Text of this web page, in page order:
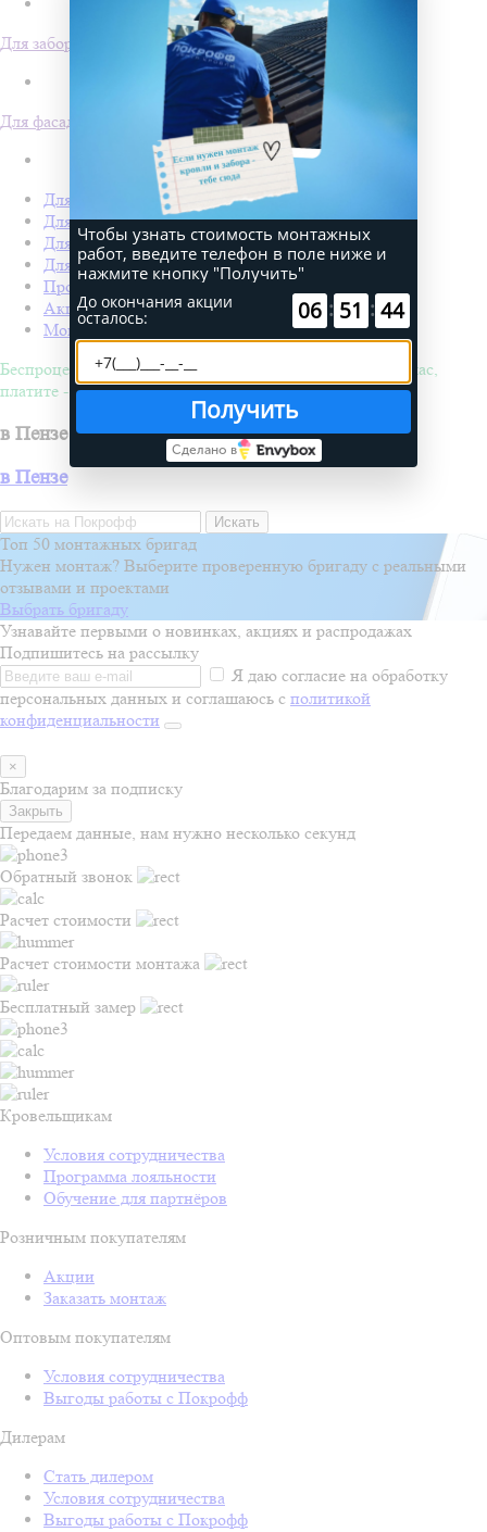
Для забора
Для фасада
Для кровли
Для забора
Для фасада
Для дачи
Производство Покрофф
Акции
Монтаж
Беспроцентная рассрочка на 4 месяца. Покупайте - сейчас,
платите - потом!
в Пензе
в Пензе
Искать
Топ 50 монтажных бригад
Нужен монтаж? Выберите проверенную бригаду с реальными
отзывами и проектами
Выбрать бригаду
Узнавайте первыми о новинках, акциях и распродажах
Подпишитесь на рассылку
Я даю согласие на обработку
персональных данных и соглашаюсь с политикой
конфиденциальности
×
Благодарим за подписку
Закрыть
Передаем данные, нам нужно несколько секунд
Обратный звонок
Расчет стоимости
Расчет стоимости монтажа
Бесплатный замер
Кровельщикам
Условия сотрудничества
Программа лояльности
Обучение для партнёров
Розничным покупателям
Акции
Заказать монтаж
Оптовым покупателям
Условия сотрудничества
Выгоды работы с Покрофф
Дилерам
Стать дилером
Условия сотрудничества
Выгоды работы с Покрофф
Чтобы узнать стоимость монтажных
работ, введите телефон в поле ниже и
нажмите кнопку "Получить"
До окончания акции
осталось: 52 : 08 : 35
Получить
Сделано в